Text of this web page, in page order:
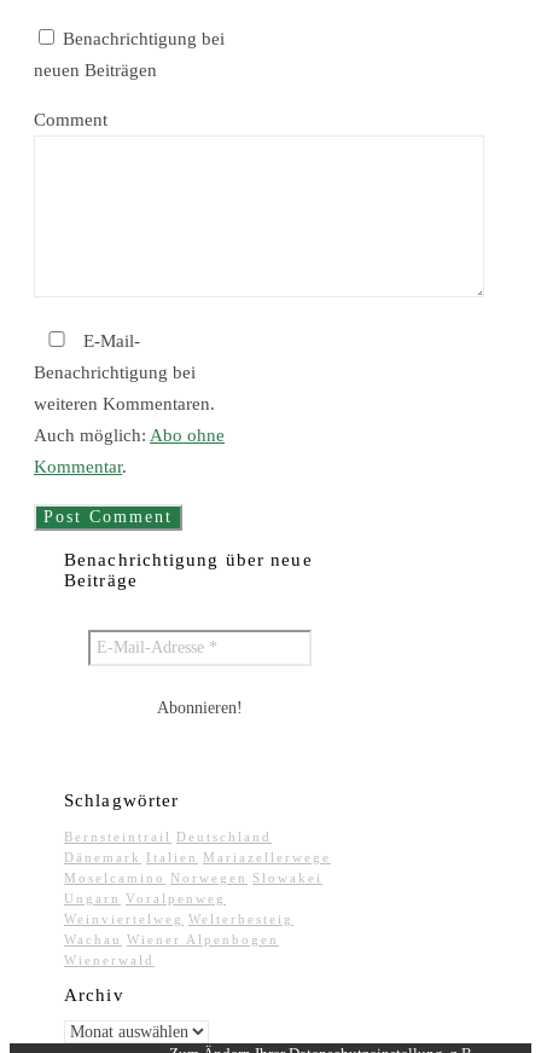
Benachrichtigung bei
neuen Beiträgen
Comment
E-Mail-
Benachrichtigung bei
weiteren Kommentaren.
Auch möglich: Abo ohne
Kommentar.
Benachrichtigung über neue
Beiträge
Schlagwörter
Bernsteintrail
Deutschland
Dänemark
Italien
Mariazellerwege
Moselcamino
Norwegen
Slowakei
Ungarn Voralpenweg
Weinviertelweg Welterbesteig
Wachau Wiener Alpenbogen
Wienerwald
Archiv
Archiv